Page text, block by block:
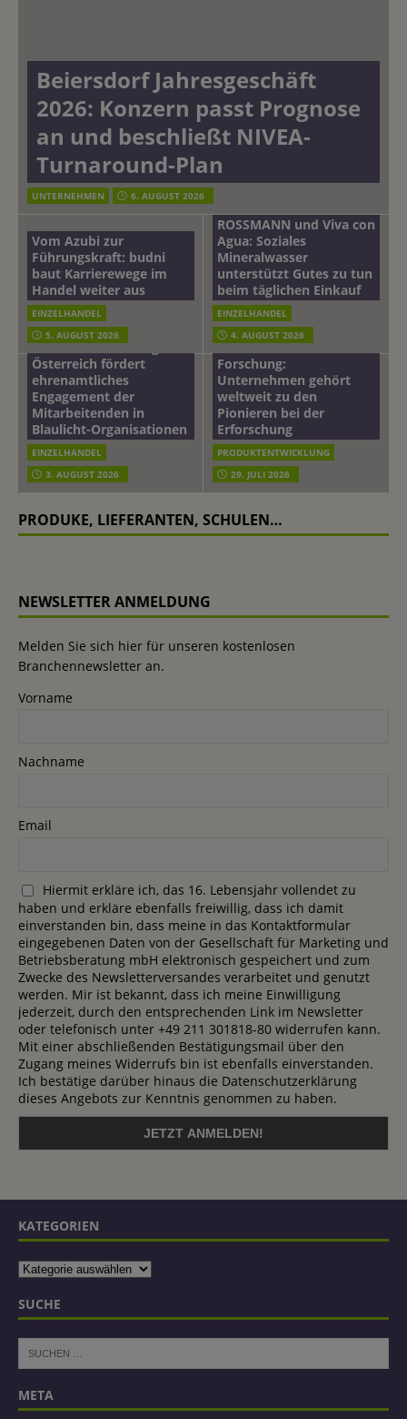
Beiersdorf Jahresgeschäft
2026: Konzern passt Prognose
an und beschließt NIVEA-
Turnaround-Plan
UNTERNEHMEN 6. AUGUST 2026
Vom Azubi zur
Führungskraft: budni
baut Karrierewege im
Handel weiter aus
EINZELHANDEL
5. AUGUST 2026
ROSSMANN und Viva con
Agua: Soziales
Mineralwasser
unterstützt Gutes zu tun
beim täglichen Einkauf
EINZELHANDEL
4. AUGUST 2026
mehr vom leben tag: dm
Österreich fördert
ehrenamtliches
Engagement der
Mitarbeitenden in
Blaulicht-Organisationen
EINZELHANDEL
3. AUGUST 2026
Beiersdorf
Hautmikrobiom-
Forschung:
Unternehmen gehört
weltweit zu den
Pionieren bei der
Erforschung
PRODUKTENTWICKLUNG
29. JULI 2026
PRODUKE, LIEFERANTEN, SCHULEN…
NEWSLETTER ANMELDUNG
Melden Sie sich hier für unseren kostenlosen
Branchennewsletter an.
Vorname
Nachname
Email
Hiermit erkläre ich, das 16. Lebensjahr vollendet zu
haben und erkläre ebenfalls freiwillig, dass ich damit
einverstanden bin, dass meine in das Kontaktformular
eingegebenen Daten von der Gesellschaft für Marketing und
Betriebsberatung mbH elektronisch gespeichert und zum
Zwecke des Newsletterversandes verarbeitet und genutzt
werden. Mir ist bekannt, dass ich meine Einwilligung
jederzeit, durch den entsprechenden Link im Newsletter
oder telefonisch unter +49 211 301818-80 widerrufen kann.
Mit einer abschließenden Bestätigungsmail über den
Zugang meines Widerrufs bin ist ebenfalls einverstanden.
Ich bestätige darüber hinaus die Datenschutzerklärung
dieses Angebots zur Kenntnis genommen zu haben.
KATEGORIEN
SUCHE
META